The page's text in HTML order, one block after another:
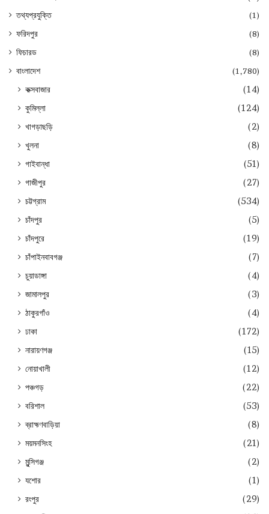
তথ্যপ্রযুক্তি
(1)
ফরিদপুর
(8)
ফিচারড
(8)
বাংলাদেশ
(1,780)
কক্সবাজার
(14)
কুমিল্লা
(124)
খাগড়াছড়ি
(2)
খুলনা
(8)
গাইবান্ধা
(51)
গাজীপুর
(27)
চট্টগ্রাম
(534)
চাঁদপুর
(5)
চাঁদপুরে
(19)
চাঁপাইনবাবগঞ্জ
(7)
চুয়াডাঙ্গা
(4)
জামালপুর
(3)
ঠাকুরগাঁও
(4)
ঢাকা
(172)
নারায়ণগঞ্জ
(15)
নোয়াখালী
(12)
পঞ্চগড়
(22)
বরিশাল
(53)
ব্রাহ্মণবাড়িয়া
(8)
ময়মনসিংহ
(21)
মুন্সিগঞ্জ
(2)
যশোর
(1)
রংপুর
(29)